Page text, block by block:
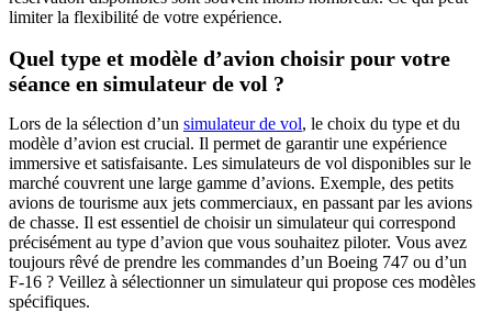
limiter la flexibilité de votre expérience.
Quel type et modèle d’avion choisir pour votre
séance en simulateur de vol ?
Lors de la sélection d’un simulateur de vol, le choix du type et du
modèle d’avion est crucial. Il permet de garantir une expérience
immersive et satisfaisante. Les simulateurs de vol disponibles sur le
marché couvrent une large gamme d’avions. Exemple, des petits
avions de tourisme aux jets commerciaux, en passant par les avions
de chasse. Il est essentiel de choisir un simulateur qui correspond
précisément au type d’avion que vous souhaitez piloter. Vous avez
toujours rêvé de prendre les commandes d’un Boeing 747 ou d’un
F-16 ? Veillez à sélectionner un simulateur qui propose ces modèles
spécifiques.